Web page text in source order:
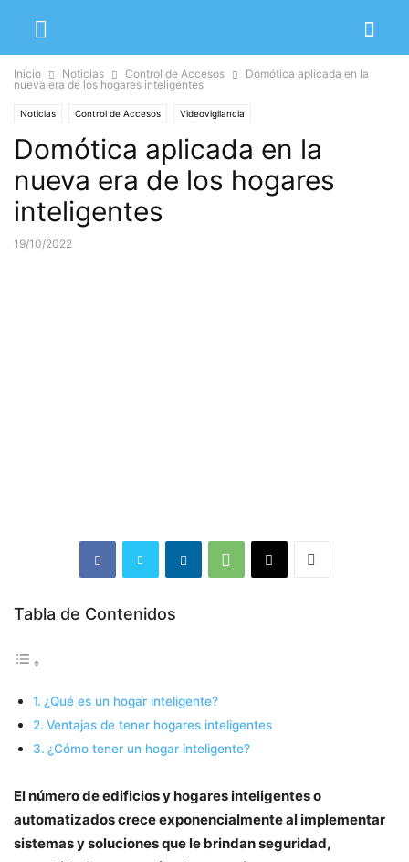
Inicio Noticias Control de Accesos
Domótica aplicada en la
nueva era de los hogares inteligentes
Noticias Control de Accesos Videovigilancia
Domótica aplicada en la
nueva era de los hogares
inteligentes
19/10/2022
Tabla de Contenidos
¿Qué es un hogar inteligente?
Ventajas de tener hogares inteligentes
¿Cómo tener un hogar inteligente?
El número de edificios y hogares inteligentes o
automatizados crece exponencialmente al implementar
sistemas y soluciones que le brindan seguridad,